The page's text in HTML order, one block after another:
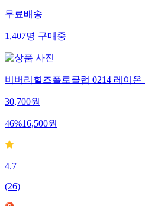
무료배송
1,407명구매중
비버리힐즈폴로클럽 0214 레이
30,700원
46%16,500원
4.7
(26)